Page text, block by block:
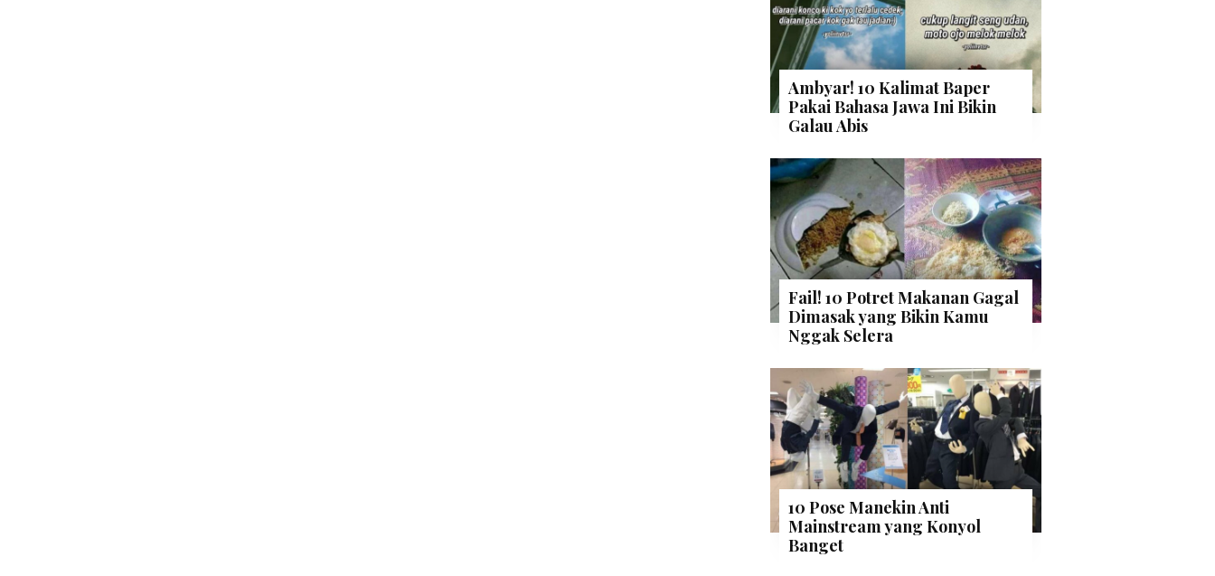
Ambyar! 10 Kalimat Baper
Pakai Bahasa Jawa Ini Bikin
Galau Abis
Fail! 10 Potret Makanan Gagal
Dimasak yang Bikin Kamu
Nggak Selera
10 Pose Manekin Anti
Mainstream yang Konyol
Banget